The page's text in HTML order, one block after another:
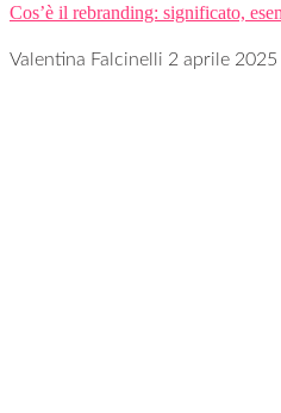
Cos’è il rebranding: significato,
Valentina Falcinelli 2 aprile 2025